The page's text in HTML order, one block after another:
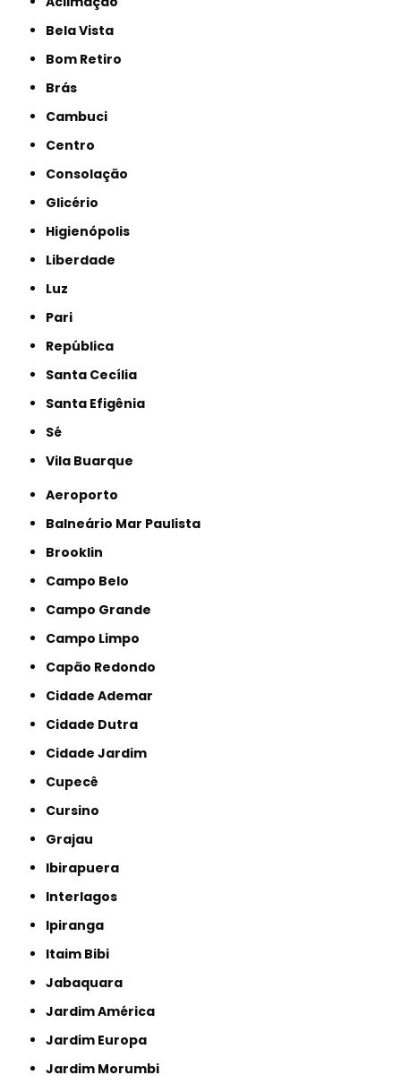
Bela Vista
Bom Retiro
Brás
Cambuci
Centro
Consolação
Glicério
Higienópolis
Liberdade
Luz
Pari
República
Santa Cecília
Santa Efigênia
Sé
Vila Buarque
Aeroporto
Balneário Mar Paulista
Brooklin
Campo Belo
Campo Grande
Campo Limpo
Capão Redondo
Cidade Ademar
Cidade Dutra
Cidade Jardim
Cupecê
Cursino
Grajau
Ibirapuera
Interlagos
Ipiranga
Itaim Bibi
Jabaquara
Jardim América
Jardim Europa
Jardim Morumbi